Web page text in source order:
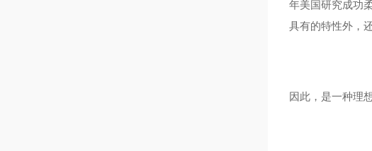
年美国研究成功
具有的特性外，
因此，是一种理